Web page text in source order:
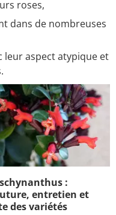
roses,
dans de nombreuses
leur aspect atypique et
:
entretien et
des variétés